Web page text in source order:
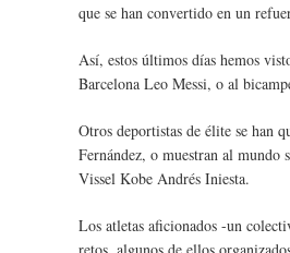
que se han convertido en un
Así, estos últimos días hemos
Barcelona Leo Messi, o al
Otros deportistas de élite se han
Fernández, o muestran al mundo
Vissel Kobe Andrés Iniesta.
Los atletas aficionados -un